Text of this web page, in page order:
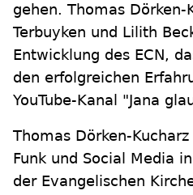
gehen. Thomas Dörken-
Terbuyken und Lilith
Entwicklung des ECN,
den erfolgreichen
YouTube-Kanal "Jana
Thomas Dörken-
Funk und Social Media
der Evangelischen